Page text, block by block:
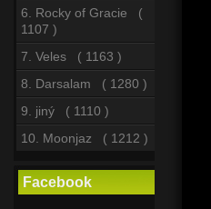
6. Rocky of Gracie (
1107 )
7. Veles ( 1163 )
8. Darsalam ( 1280 )
9. jiný ( 1110 )
10. Moonjaz ( 1212 )
Facebook